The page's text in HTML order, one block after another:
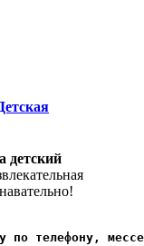
детский
по телефону,